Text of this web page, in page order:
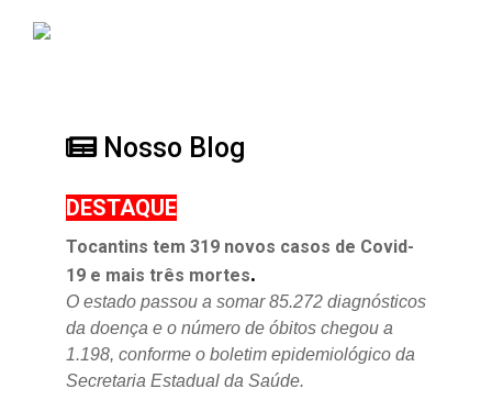
Nosso Blog
DESTAQUE
Tocantins tem 319 novos casos de Covid-
19 e mais três mortes.
O estado passou a somar 85.272 diagnósticos
da doença e o número de óbitos chegou a
1.198, conforme o boletim epidemiológico da
Secretaria Estadual da Saúde.